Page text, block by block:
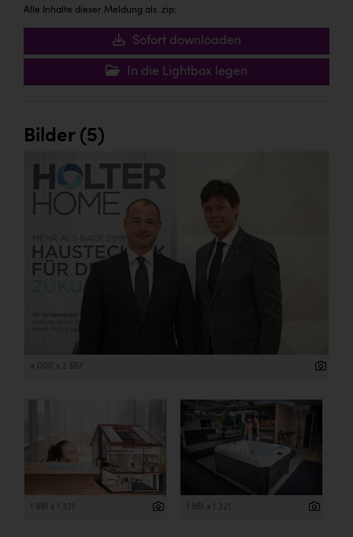
Alle Inhalte dieser Meldung als .zip:
Sofort downloaden
In die Lightbox legen
Bilder (5)
4 000 x 2 667
1 981 x 1 321 1 981 x 1 321